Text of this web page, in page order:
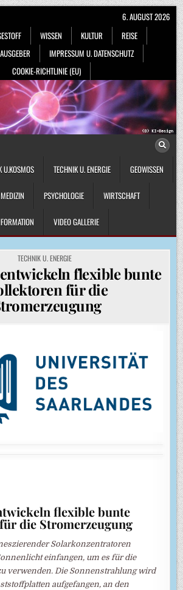
WISSEN KULTUR
REISE
IMPRESSUM U. DATENSCHUTZ
COOKIE-RICHTLINIE (EU)
6. AUGUST 2026
U.KOSMOS TECHNIK U. ENERGIE GEOWISSEN
MEDIZIN PSYCHOLOGIE WIRTSCHAFT
VIDEO GALLERIE
POSTED
IN
TECHNIK U. ENERGIE
flexible bunte
für die
flexible bunte
die Stromerzeugung
Solarkonzentratoren
einfangen, um es für die
verwenden. Die Sonnenstrahlung wird
aufgefangen, an den